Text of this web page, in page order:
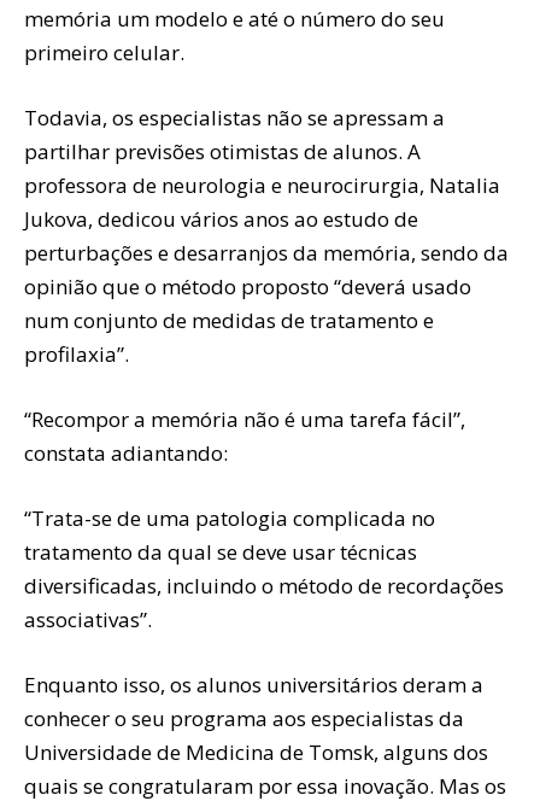
memória um modelo e até o número do seu
primeiro celular.
Todavia, os especialistas não se apressam a
partilhar previsões otimistas de alunos. A
professora de neurologia e neurocirurgia, Natalia
Jukova, dedicou vários anos ao estudo de
perturbações e desarranjos da memória, sendo da
opinião que o método proposto “deverá usado
num conjunto de medidas de tratamento e
profilaxia”.
“Recompor a memória não é uma tarefa fácil”,
constata adiantando:
“Trata-se de uma patologia complicada no
tratamento da qual se deve usar técnicas
diversificadas, incluindo o método de recordações
associativas”.
Enquanto isso, os alunos universitários deram a
conhecer o seu programa aos especialistas da
Universidade de Medicina de Tomsk, alguns dos
quais se congratularam por essa inovação. Mas os